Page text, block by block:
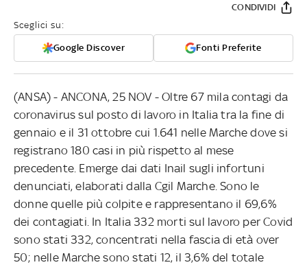
Sceglici su:
Google Discover Fonti Preferite
CONDIVIDI
(ANSA) - ANCONA, 25 NOV - Oltre 67 mila contagi da
coronavirus sul posto di lavoro in Italia tra la fine di
gennaio e il 31 ottobre cui 1.641 nelle Marche dove si
registrano 180 casi in più rispetto al mese
precedente. Emerge dai dati Inail sugli infortuni
denunciati, elaborati dalla Cgil Marche. Sono le
donne quelle più colpite e rappresentano il 69,6%
dei contagiati. In Italia 332 morti sul lavoro per Covid
sono stati 332, concentrati nella fascia di età over
50; nelle Marche sono stati 12, il 3,6% del totale